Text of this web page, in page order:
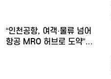
“인천공항, 여객·물류 넘어
항공 MRO 허브로 도약”…